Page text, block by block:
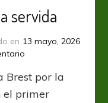
servida
en 13 mayo, 2026
en
tiene
la
Brest por la
el primer